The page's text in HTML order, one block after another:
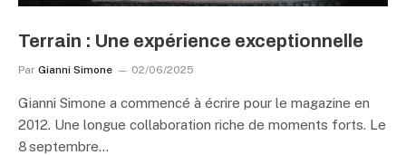
Terrain : Une expérience exceptionnelle
Par Gianni Simone 02/06/2025
Gianni Simone a commencé à écrire pour le magazine en
2012. Une longue collaboration riche de moments forts. Le
8 septembre…